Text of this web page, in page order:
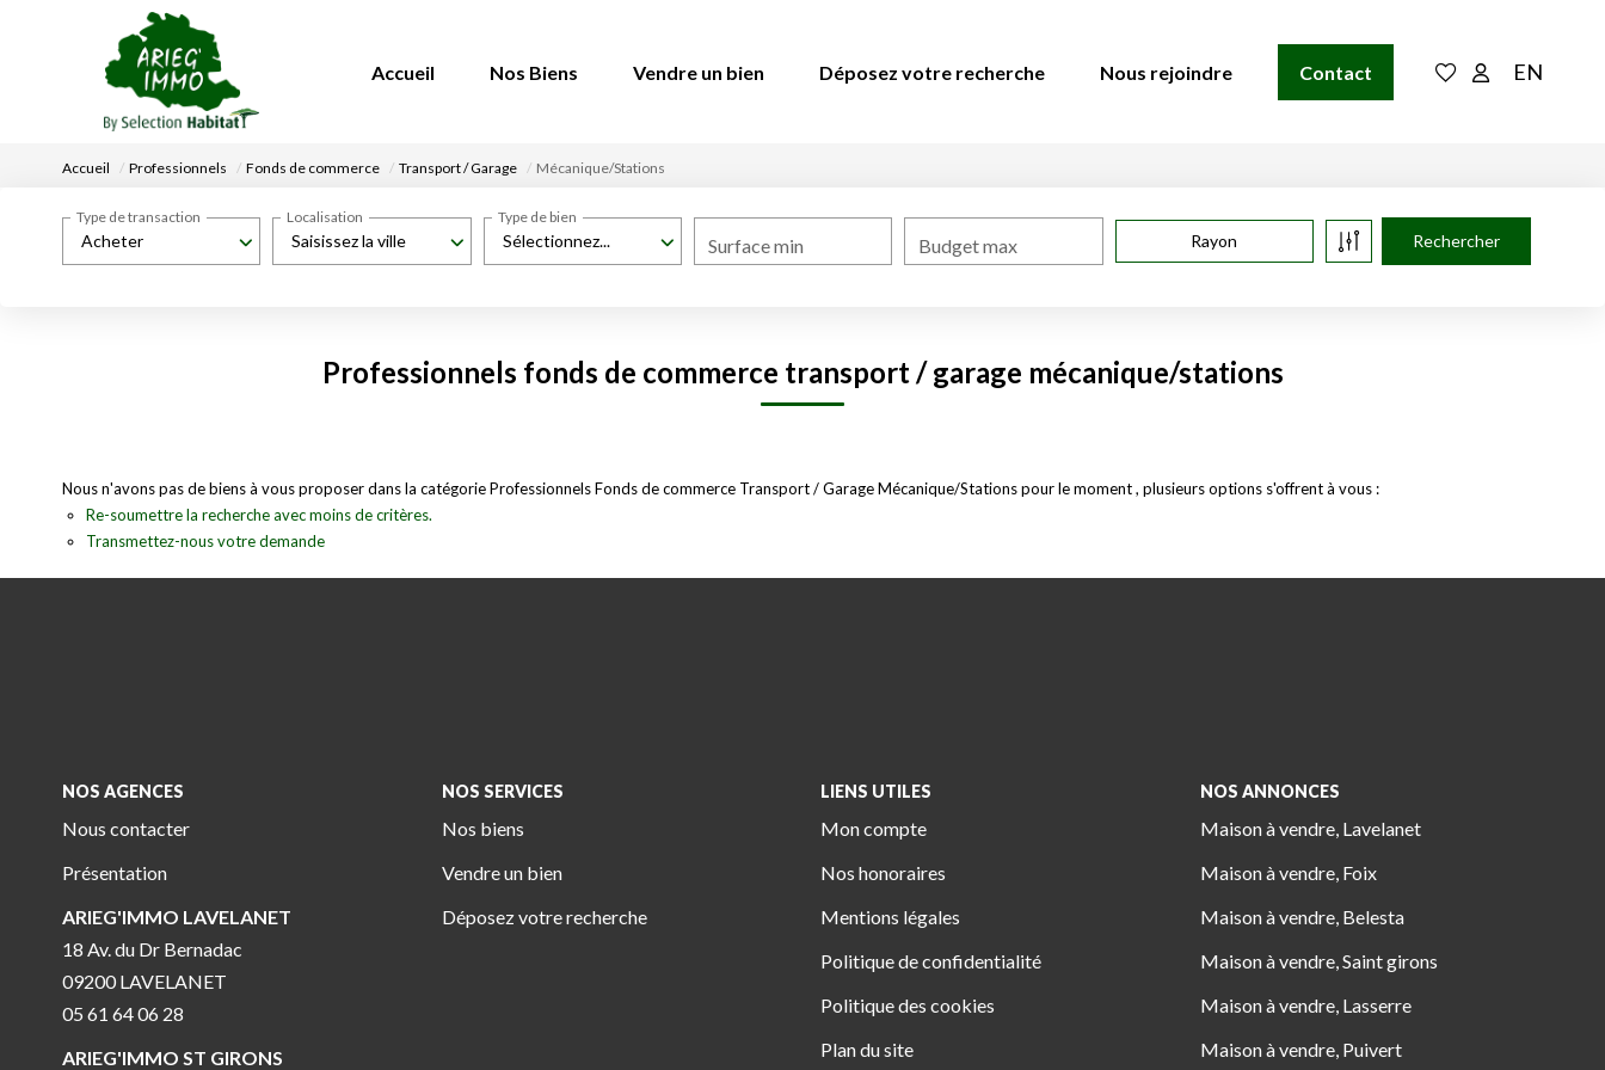
Accueil Nos Biens Vendre un bien Déposez votre recherche Nous rejoindre Contact EN
Accueil Professionnels Fonds de commerce Transport / Garage Mécanique/Stations
Acheter
Type de transaction
Saisissez la ville
Localisation
Sélectionnez...
Type de bien
Surface min Budget max Rayon
Professionnels fonds de commerce transport / garage mécanique/stations
Nous n'avons pas de biens à vous proposer dans la catégorie Professionnels Fonds de commerce Transport / Garage Mécanique/Stations pour le moment , plusieurs options s'offrent à vous :
Re-soumettre la recherche avec moins de critères.
Transmettez-nous votre demande
NOS AGENCES
Nous contacter
Présentation
ARIEG'IMMO LAVELANET
18 Av. du Dr Bernadac
09200 LAVELANET
05 61 64 06 28
ARIEG'IMMO ST GIRONS
NOS SERVICES
Nos biens
Vendre un bien
Déposez votre recherche
LIENS UTILES
Mon compte
Nos honoraires
Mentions légales
Politique de confidentialité
Politique des cookies
Plan du site
NOS ANNONCES
Maison à vendre, Lavelanet
Maison à vendre, Foix
Maison à vendre, Belesta
Maison à vendre, Saint girons
Maison à vendre, Lasserre
Maison à vendre, Puivert